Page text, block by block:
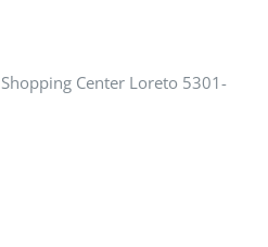
Center Loreto 5301-